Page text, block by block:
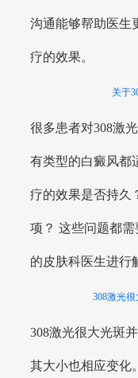
沟通能够帮助医生
疗的效果。
关于
很多患者对308激
有类型的白癜风都
疗的效果是否持久
项？ 这些问题都
的皮肤科医生进行
308激光
308激光很大光斑
其大小也相应变化